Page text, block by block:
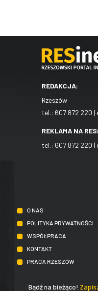
REDAKCJA:
Rzeszów
tel.: 607 872 220 |
REKLAMA NA
tel.: 607 872 220 |
O NAS
POLITYKA PRYWATNOŚCI
WSPÓŁPRACA
KONTAKT
PRACA RZESZÓW
Bądź na bieżąco!